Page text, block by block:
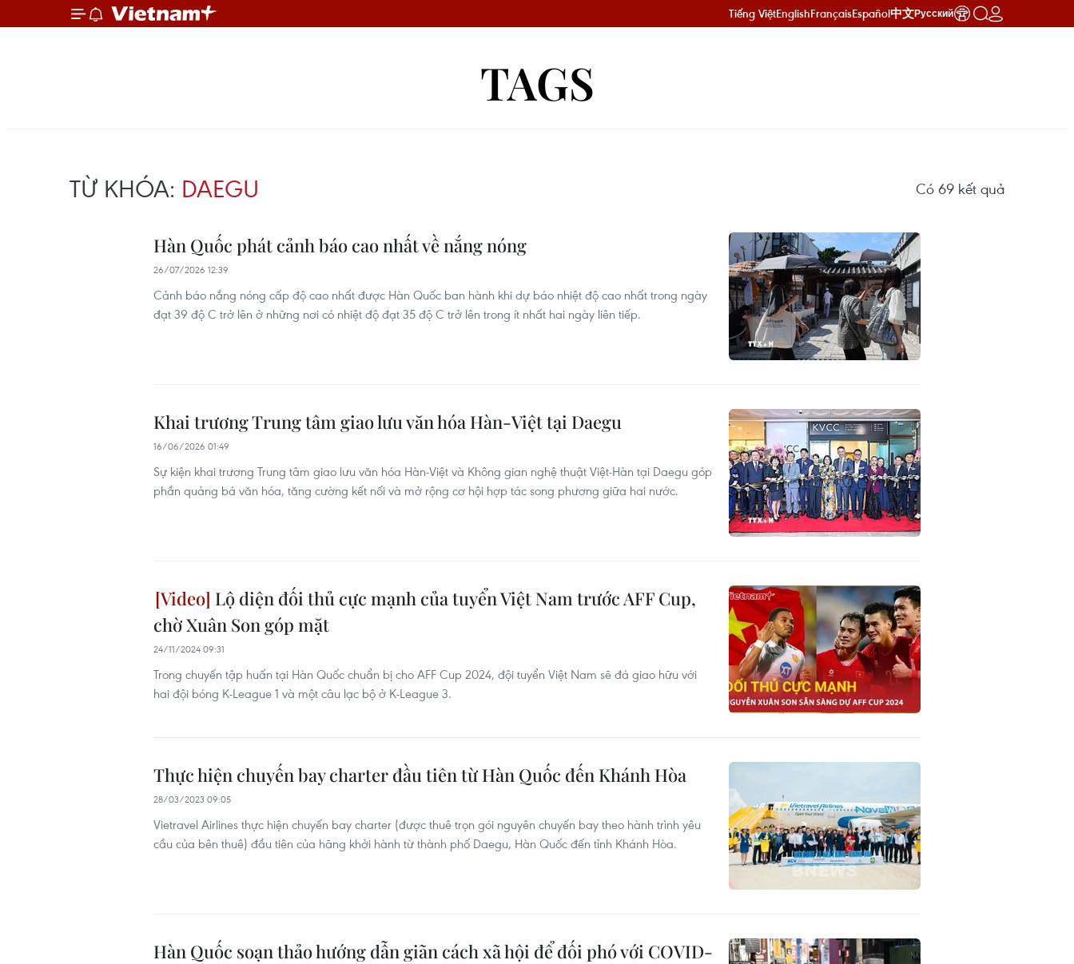
Tiếng ViệtEnglishFrançaisEspañol中文Русский
TAGS
TỪ KHÓA: DAEGU Có 69 kết quả
Hàn Quốc phát cảnh báo cao nhất về nắng nóng
26/07/2026 12:39
Cảnh báo nắng nóng cấp độ cao nhất được Hàn Quốc ban hành khi dự báo nhiệt độ cao nhất trong ngày
đạt 39 độ C trở lên ở những nơi có nhiệt độ đạt 35 độ C trở lên trong ít nhất hai ngày liên tiếp.
Khai trương Trung tâm giao lưu văn hóa Hàn-Việt tại Daegu
16/06/2026 01:49
Sự kiện khai trương Trung tâm giao lưu văn hóa Hàn-Việt và Không gian nghệ thuật Việt-Hàn tại Daegu góp
phần quảng bá văn hóa, tăng cường kết nối và mở rộng cơ hội hợp tác song phương giữa hai nước.
Lộ diện đối thủ cực mạnh của tuyển Việt Nam trước AFF Cup,
chờ Xuân Son góp mặt
24/11/2024 09:31
Trong chuyến tập huấn tại Hàn Quốc chuẩn bị cho AFF Cup 2024, đội tuyển Việt Nam sẽ đá giao hữu với
hai đội bóng K-League 1 và một câu lạc bộ ở K-League 3.
Thực hiện chuyến bay charter đầu tiên từ Hàn Quốc đến Khánh Hòa
28/03/2023 09:05
Vietravel Airlines thực hiện chuyến bay charter (được thuê trọn gói nguyên chuyến bay theo hành trình yêu
cầu của bên thuê) đầu tiên của hãng khởi hành từ thành phố Daegu, Hàn Quốc đến tỉnh Khánh Hòa.
Hàn Quốc soạn thảo hướng dẫn giãn cách xã hội để đối phó với COVID-